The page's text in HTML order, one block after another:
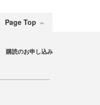
Page Top
購読のお申し込み